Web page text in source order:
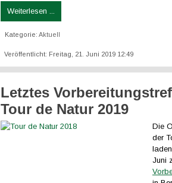
Weiterlesen ...
Kategorie: Aktuell
Veröffentlicht: Freitag, 21. Juni 2019 12:49
Letztes
Tour de Natur 2019
Die
der
Juni